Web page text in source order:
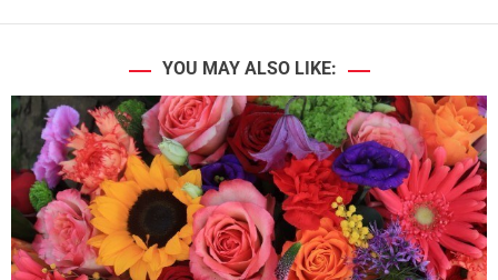
YOU MAY ALSO LIKE: